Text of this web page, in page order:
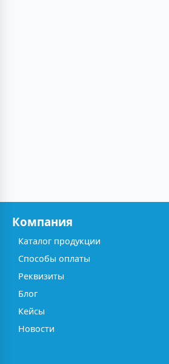
Компания
Каталог продукции
Способы оплаты
Реквизиты
Блог
Кейсы
Новости